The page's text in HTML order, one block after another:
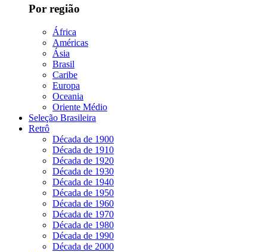
Por região
África
Américas
Ásia
Brasil
Caribe
Europa
Oceania
Oriente Médio
Seleção Brasileira
Retrô
Década de 1900
Década de 1910
Década de 1920
Década de 1930
Década de 1940
Década de 1950
Década de 1960
Década de 1970
Década de 1980
Década de 1990
Década de 2000